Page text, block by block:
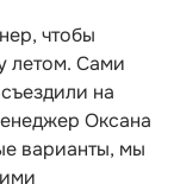
для дачи, тем
чтобы
летом. Сами
на
Оксана
варианты, мы